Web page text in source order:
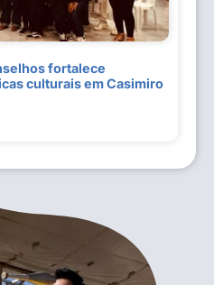
fortalece
culturais em Casimiro